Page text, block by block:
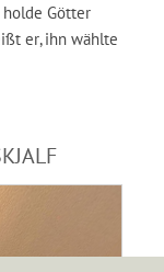
Götter
er, ihn wählte